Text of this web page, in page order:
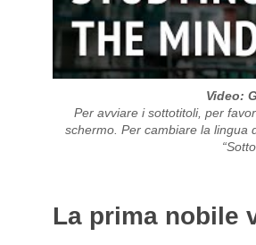
Video:
Per avviare i sottotitoli, per
schermo. Per cambiare la lingua
La prima nobile